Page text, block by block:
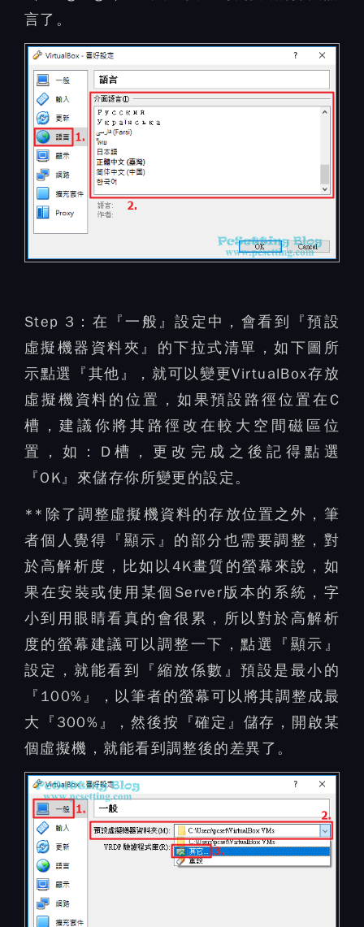
言了。
Step 3： 在『一般』設定中，會看到『預設
虛擬機器資料夾』的下拉式清單，如下圖所
示點選『其他』，就可以變更VirtualBox存放
虛擬機資料的位置，如果預設路徑位置在C
槽，建議你將其路徑改在較大空間磁區位
置，如：D槽，更改完成之後記得點選
『OK』來儲存你所變更的設定。
**除了調整虛擬機資料的存放位置之外，筆
者個人覺得『顯示』的部分也需要調整，對
於高解析度，比如以4K畫質的螢幕來說，如
果在安裝或使用某個Server版本的系統，字
小到用眼睛看真的會很累，所以對於高解析
度的螢幕建議可以調整一下，點選『顯示』
設定，就能看到『縮放係數』預設是最小的
『100%』，以筆者的螢幕可以將其調整成最
大『300%』，然後按『確定』儲存，開啟某
個虛擬機，就能看到調整後的差異了。